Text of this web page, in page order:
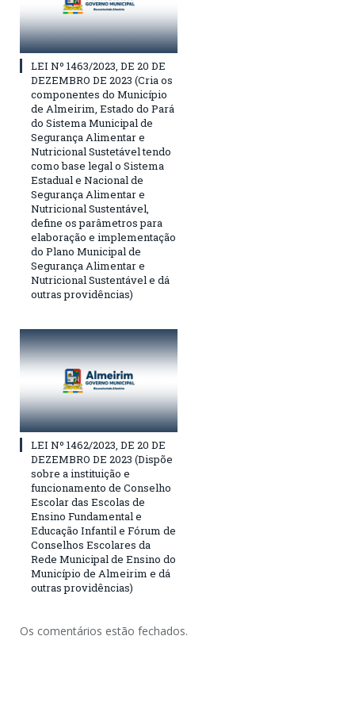
LEI Nº 1463/2023, DE 20 DE
DEZEMBRO DE 2023 (Cria os
componentes do Município
de Almeirim, Estado do Pará
do Sistema Municipal de
Segurança Alimentar e
Nutricional Sustetável tendo
como base legal o Sistema
Estadual e Nacional de
Segurança Alimentar e
Nutricional Sustentável,
define os parâmetros para
elaboração e implementação
do Plano Municipal de
Segurança Alimentar e
Nutricional Sustentável e dá
outras providências)
LEI Nº 1462/2023, DE 20 DE
DEZEMBRO DE 2023 (Dispõe
sobre a instituição e
funcionamento de Conselho
Escolar das Escolas de
Ensino Fundamental e
Educação Infantil e Fórum de
Conselhos Escolares da
Rede Municipal de Ensino do
Município de Almeirim e dá
outras providências)
Os comentários estão fechados.